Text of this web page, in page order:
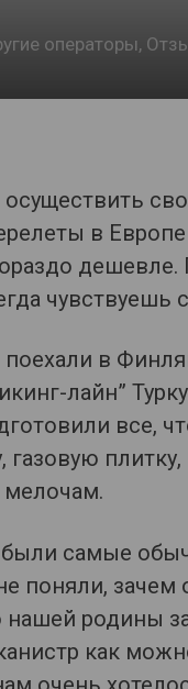
операторы,
в
дешевле.
чувствуешь
в
лайн”
все,
газовую
мелочам.
были самые
поняли,
нашей родины
как